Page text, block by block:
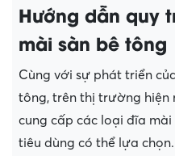
Hướng dẫn quy
mài sàn bê tông
Cùng với sự phát triển
tông, trên thị trường hiện
cung cấp các loại đĩa
tiêu dùng có thể lựa chọn.